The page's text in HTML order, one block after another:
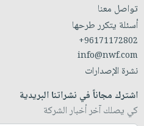
تواصل معنا
أسئلة يتكرر طرحها
+96171172802
info@nwf.com
نشرة الإصدارات
اشترك مجاناً في نشراتنا البريدية
كي يصلك آخر أخبار الشركة